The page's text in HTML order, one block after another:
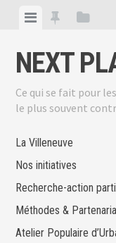
content
ViewView
posts
View
NEXT
Ce qui se fait pour
le plus souvent
La Villeneuve
Nos initiatives
Recherche-action
Méthodes &
Atelier Populaire